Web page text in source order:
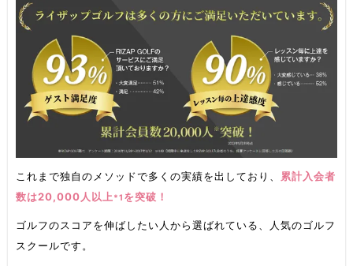
これまで独自のメソッドで多くの実績を出しており、 累計入会者
数は20,000人以上 *1 を突破！
ゴルフのスコアを伸ばしたい人から選ばれている、人気のゴルフ
スクールです。